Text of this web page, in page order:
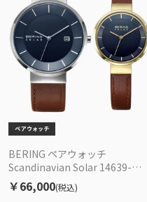
BERING ペアウォッチ
Scandinavian Solar 14639-
507/14627-537 ソーラー EC限定
セット
￥66,000(税込)